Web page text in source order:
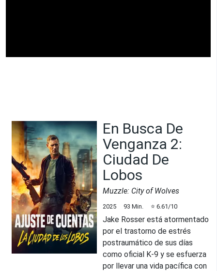
En Busca De
Venganza 2:
Ciudad De
Lobos
Muzzle: City of Wolves
2025 93 Min. ⭐ 6.61 /10
Jake Rosser está atormentado
por el trastorno de estrés
postraumático de sus días
como oficial K-9 y se esfuerza
por llevar una vida pacífica con